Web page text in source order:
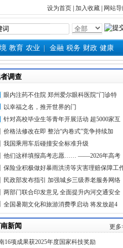
设为首页 加入收藏 网站
教育 农业 金融 税务 财政 健康
调查
眼内注药不住院 郑州爱尔眼科医院“门诊特
以幸福之名，推开世界的门
针对高校毕业生等青年开展活动 超5000家互
价格法修改在即 整治“内卷式”竞争持续加
我国乘用车后碰撞安全标准升级
他们这样填报高考志愿…… ——2026年高考
保险业积极做好暴雨洪涝等灾害理赔保障工
民政部发布指引 加强城乡三级养老服务网络
两部门联合印发意见 全面提升内河交通安全
全国暑期文化和旅游消费季启动 将发放超4
新闻 更多
16项成果获2025年度国家科技奖励